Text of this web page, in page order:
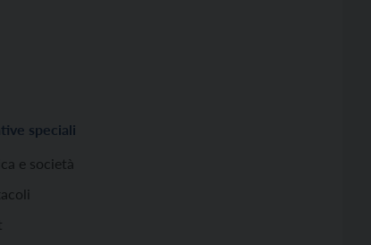
speciali
e società